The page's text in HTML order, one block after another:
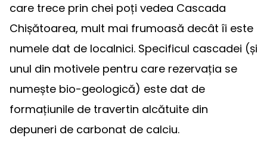
care trece prin chei poți vedea Cascada
Chișătoarea, mult mai frumoasă decât îi este
numele dat de localnici. Specificul cascadei (și
unul din motivele pentru care rezervația se
numește bio-geologică) este dat de
formațiunile de travertin alcătuite din
depuneri de carbonat de calciu.